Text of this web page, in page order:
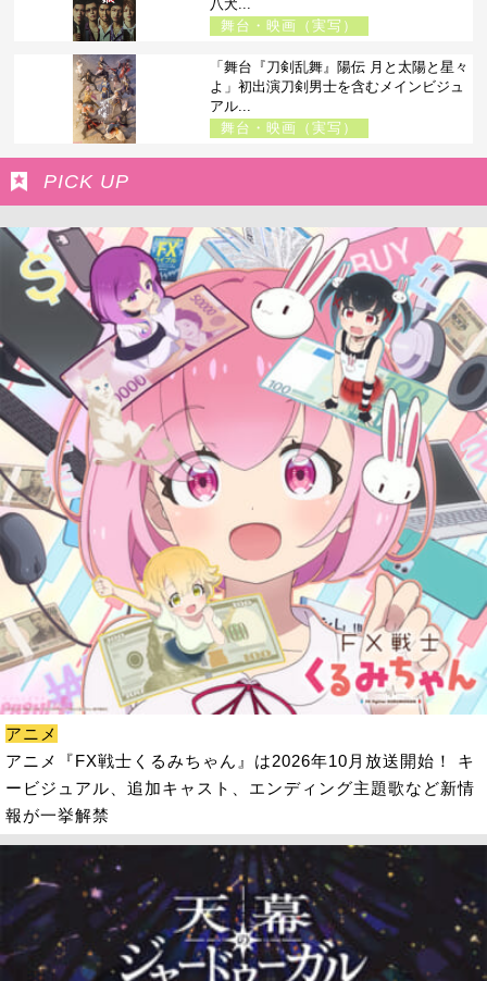
八犬...
舞台・映画（実写）
「舞台『刀剣乱舞』陽伝 月と太陽と星々
よ」初出演刀剣男士を含むメインビジュ
アル...
舞台・映画（実写）
PICK UP
アニメ
アニメ『FX戦士くるみちゃん』は2026年10月放送開始！ キ
ービジュアル、追加キャスト、エンディング主題歌など新情
報が一挙解禁